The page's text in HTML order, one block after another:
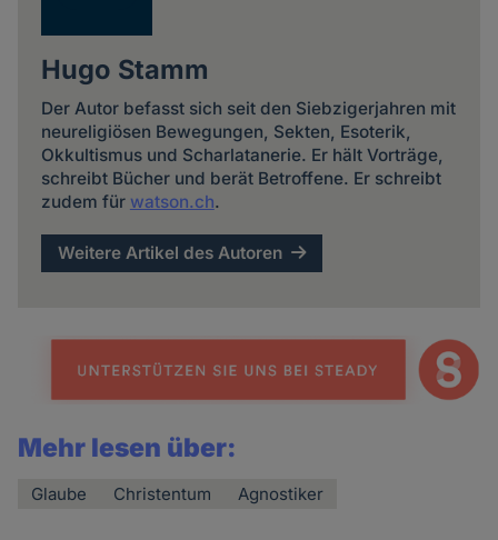
Hugo Stamm
Der Autor befasst sich seit den Siebzigerjahren mit
neureligiösen Bewegungen, Sekten, Esoterik,
Okkultismus und Scharlatanerie. Er hält Vorträge,
schreibt Bücher und berät Betroffene. Er schreibt
zudem für watson.ch.
Weitere Artikel des Autoren
Mehr lesen über:
Glaube Christentum Agnostiker